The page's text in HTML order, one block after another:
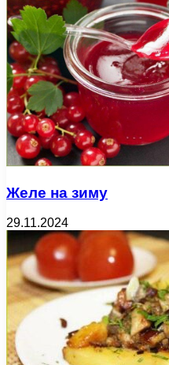
Желе на зиму
29.11.2024